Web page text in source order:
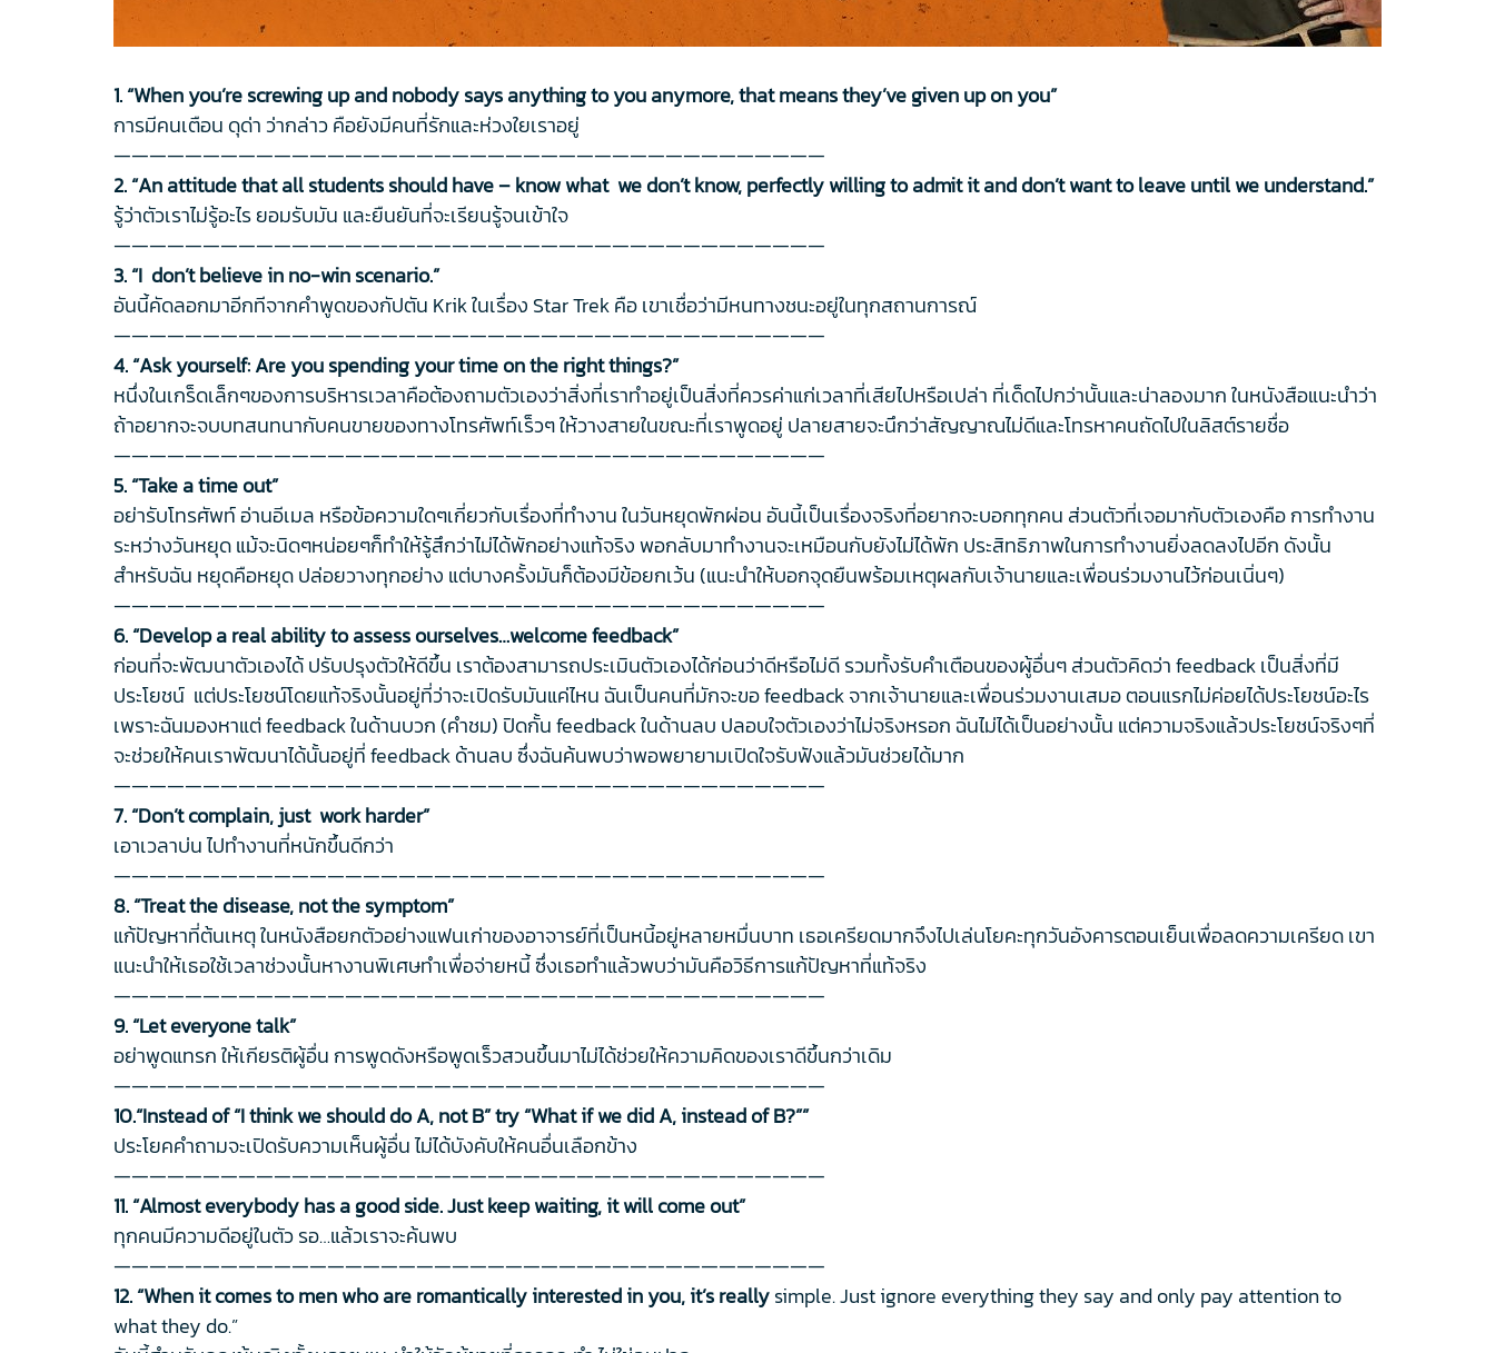
1. “When you’re screwing up and nobody says anything to you anymore, that means they’ve given up on you”
การมีคนเตือน ดุด่า ว่ากล่าว คือยังมีคนที่รักและห่วงใยเราอยู่
————————————————————————————————————————
2. “An attitude that all students should have – know what we don’t know, perfectly willing to admit it and don’t want to leave until we understand.”
รู้ว่าตัวเราไม่รู้อะไร ยอมรับมัน และยืนยันที่จะเรียนรู้จนเข้าใจ
————————————————————————————————————————
3. “I don’t believe in no-win scenario.”
อันนี้คัดลอกมาอีกทีจากคำพูดของกัปตัน Krik ในเรื่อง Star Trek คือ เขาเชื่อว่ามีหนทางชนะอยู่ในทุกสถานการณ์
————————————————————————————————————————
4. “Ask yourself: Are you spending your time on the right things?”
หนึ่งในเกร็ดเล็กๆของการบริหารเวลาคือต้องถามตัวเองว่าสิ่งที่เราทำอยู่เป็นสิ่งที่ควรค่าแก่เวลาที่เสียไปหรือเปล่า ที่เด็ดไปกว่านั้นและน่าลองมาก ในหนังสือแนะนำว่า
ถ้าอยากจะจบบทสนทนากับคนขายของทางโทรศัพท์เร็วๆ ให้วางสายในขณะที่เราพูดอยู่ ปลายสายจะนึกว่าสัญญาณไม่ดีและโทรหาคนถัดไปในลิสต์รายชื่อ
————————————————————————————————————————
5. “Take a time out”
อย่ารับโทรศัพท์ อ่านอีเมล หรือข้อความใดๆเกี่ยวกับเรื่องที่ทำงาน ในวันหยุดพักผ่อน อันนี้เป็นเรื่องจริงที่อยากจะบอกทุกคน ส่วนตัวที่เจอมากับตัวเองคือ การทำงาน
ระหว่างวันหยุด แม้จะนิดๆหน่อยๆก็ทำให้รู้สึกว่าไม่ได้พักอย่างแท้จริง พอกลับมาทำงานจะเหมือนกับยังไม่ได้พัก ประสิทธิภาพในการทำงานยิ่งลดลงไปอีก ดังนั้น
สำหรับฉัน หยุดคือหยุด ปล่อยวางทุกอย่าง แต่บางครั้งมันก็ต้องมีข้อยกเว้น (แนะนำให้บอกจุดยืนพร้อมเหตุผลกับเจ้านายและเพื่อนร่วมงานไว้ก่อนเนิ่นๆ)
————————————————————————————————————————
6. “Develop a real ability to assess ourselves…welcome feedback”
ก่อนที่จะพัฒนาตัวเองได้ ปรับปรุงตัวให้ดีขึ้น เราต้องสามารถประเมินตัวเองได้ก่อนว่าดีหรือไม่ดี รวมทั้งรับคำเตือนของผู้อื่นๆ ส่วนตัวคิดว่า feedback เป็นสิ่งที่มี
ประโยชน์ แต่ประโยชน์โดยแท้จริงนั้นอยู่ที่ว่าจะเปิดรับมันแค่ไหน ฉันเป็นคนที่มักจะขอ feedback จากเจ้านายและเพื่อนร่วมงานเสมอ ตอนแรกไม่ค่อยได้ประโยชน์อะไร
เพราะฉันมองหาแต่ feedback ในด้านบวก (คำชม) ปิดกั้น feedback ในด้านลบ ปลอบใจตัวเองว่าไม่จริงหรอก ฉันไม่ได้เป็นอย่างนั้น แต่ความจริงแล้วประโยชน์จริงๆที่
จะช่วยให้คนเราพัฒนาได้นั้นอยู่ที่ feedback ด้านลบ ซึ่งฉันค้นพบว่าพอพยายามเปิดใจรับฟังแล้วมันช่วยได้มาก
————————————————————————————————————————
7. “Don’t complain, just work harder”
เอาเวลาบ่น ไปทำงานที่หนักขึ้นดีกว่า
————————————————————————————————————————
8. “Treat the disease, not the symptom”
แก้ปัญหาที่ต้นเหตุ ในหนังสือยกตัวอย่างแฟนเก่าของอาจารย์ที่เป็นหนี้อยู่หลายหมื่นบาท เธอเครียดมากจึงไปเล่นโยคะทุกวันอังคารตอนเย็นเพื่อลดความเครียด เขา
แนะนำให้เธอใช้เวลาช่วงนั้นหางานพิเศษทำเพื่อจ่ายหนี้ ซึ่งเธอทำแล้วพบว่ามันคือวิธีการแก้ปัญหาที่แท้จริง
————————————————————————————————————————
9. “Let everyone talk”
อย่าพูดแทรก ให้เกียรติผู้อื่น การพูดดังหรือพูดเร็วสวนขึ้นมาไม่ได้ช่วยให้ความคิดของเราดีขึ้นกว่าเดิม
————————————————————————————————————————
10.“Instead of “I think we should do A, not B” try “What if we did A, instead of B?””
ประโยคคำถามจะเปิดรับความเห็นผู้อื่น ไม่ได้บังคับให้คนอื่นเลือกข้าง
————————————————————————————————————————
11. “Almost everybody has a good side. Just keep waiting, it will come out”
ทุกคนมีความดีอยู่ในตัว รอ…แล้วเราจะค้นพบ
————————————————————————————————————————
12. “When it comes to men who are romantically interested in you, it’s reallysimple. Just ignore everything they say and only pay attention to
what they do.”